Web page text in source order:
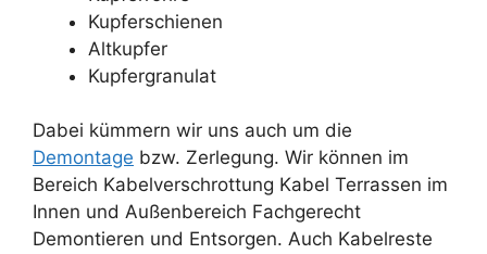
Kupferschienen
Altkupfer
Kupfergranulat
Dabei kümmern wir uns auch um die
Demontage bzw. Zerlegung. Wir können im
Bereich Kabelverschrottung Kabel Terrassen im
Innen und Außenbereich Fachgerecht
Demontieren und Entsorgen. Auch Kabelreste